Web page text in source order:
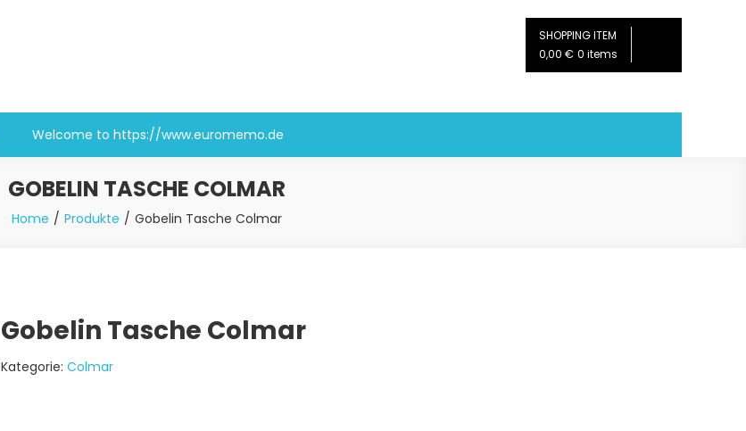
SHOPPING ITEM
0,00 € 0 items
Welcome to https://www.euromemo.de
GOBELIN TASCHE COLMAR
Home Produkte Gobelin Tasche Colmar
Gobelin Tasche Colmar
Kategorie: Colmar